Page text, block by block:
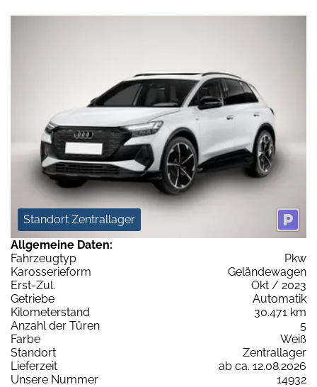
Standort Zentrallager
Allgemeine Daten:
Fahrzeugtyp
Pkw
Karosserieform
Geländewagen
Erst-Zul.
Okt / 2023
Getriebe
Automatik
Kilometerstand
30.471 km
Anzahl der Türen
5
Farbe
Weiß
Standort
Zentrallager
Lieferzeit
ab ca. 12.08.2026
Unsere Nummer
14932